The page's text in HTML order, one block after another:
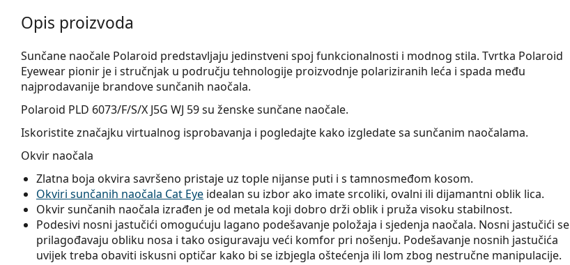
Opis proizvoda
Sunčane naočale Polaroid predstavljaju jedinstveni spoj funkcionalnosti i modnog stila. Tvrtka Polaroid
Eyewear pionir je i stručnjak u području tehnologije proizvodnje polariziranih leća i spada među
najprodavanije brandove sunčanih naočala.
Polaroid PLD 6073/F/S/X J5G WJ 59su ženske sunčane naočale.
Iskoristite značajku virtualnog isprobavanja i pogledajte kako izgledate sa sunčanim naočalama.
Okvir naočala
Zlatna boja okvira savršeno pristaje uz tople nijanse puti i s tamnosmeđom kosom.
Okviri sunčanih naočala Cat Eye idealan su izbor ako imate srcoliki, ovalni ili dijamantni oblik lica.
Okvir sunčanih naočala izrađen je od metala koji dobro drži oblik i pruža visoku stabilnost.
Podesivi nosni jastučići omogućuju lagano podešavanje položaja i sjedenja naočala. Nosni jastučići se
prilagođavaju obliku nosa i tako osiguravaju veći komfor pri nošenju. Podešavanje nosnih jastučića
uvijek treba obaviti iskusni optičar kako bi se izbjegla oštećenja ili lom zbog nestručne manipulacije.